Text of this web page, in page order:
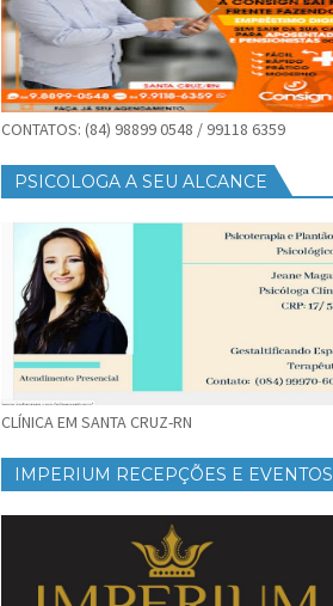
CONTATOS: (84) 98899 0548 / 99118 6359
PSICOLOGA A SEU ALCANCE
CLÍNICA EM SANTA CRUZ-RN
IMPERIUM RECEPÇÕES E EVENTOS